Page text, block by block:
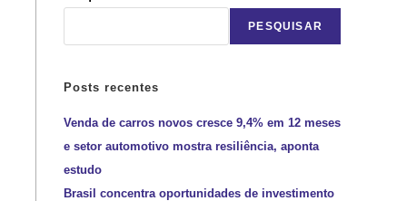
PESQUISAR
Posts recentes
Venda de carros novos cresce 9,4% em 12 meses
e setor automotivo mostra resiliência, aponta
estudo
Brasil concentra oportunidades de investimento